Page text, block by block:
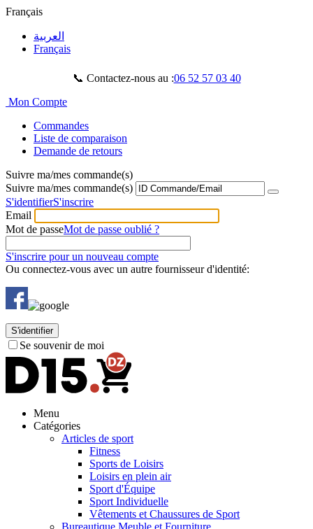
Français
العربية
Français
📞 Contactez-nous au :06 52 57 03 40
Mon Compte
Commandes
Liste de comparaison
Demande de retours
Suivre ma/mes commande(s)
Suivre ma/mes commande(s)
S'identifierS'inscrire
Email
Mot de passeMot de passe oublié ?
S'inscrire pour un nouveau compte
Ou connectez-vous avec un autre fournisseur d'identité:
S'identifier
Se souvenir de moi
Menu
Catégories
Articles de sport
Fitness
Sports de Loisirs
Loisirs en plein air
Sport d'Équipe
Sport Individuelle
Vêtements et Chaussures de Sport
Bureautique Meuble et Fourniture